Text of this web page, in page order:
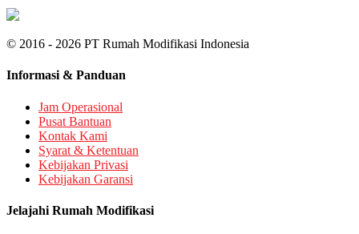
© 2016 - 2026 PT Rumah Modifikasi Indonesia
Informasi & Panduan
Jam Operasional
Pusat Bantuan
Kontak Kami
Syarat & Ketentuan
Kebijakan Privasi
Kebijakan Garansi
Jelajahi Rumah Modifikasi